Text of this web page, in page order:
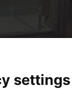
settings